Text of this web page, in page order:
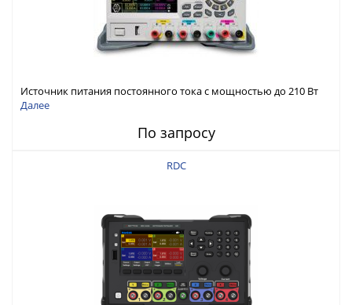
Источник питания постоянного тока с мощностью до 210 Вт
Далее
По запросу
RDC